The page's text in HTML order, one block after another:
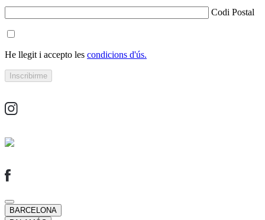
Codi Postal
He llegit i accepto les condicions d'ús.
BARCELONA